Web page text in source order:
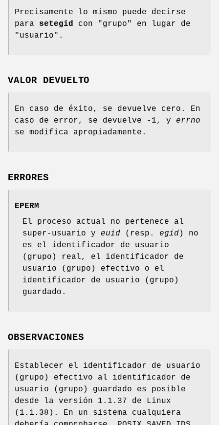
Precisamente lo mismo puede decirse
para setegid
con "grupo" en lugar de
"usuario".
VALOR DEVUELTO
En caso de éxito, se devuelve cero. En
caso de error, se devuelve -1, y errno
se modifica apropiadamente.
ERRORES
EPERM
El proceso actual no pertenece al
super-usuario y euid (resp. egid) no
es el identificador de usuario
(grupo) real, el identificador de
usuario (grupo) efectivo o el
identificador de usuario (grupo)
guardado.
OBSERVACIONES
Establecer el identificador de usuario
(grupo) efectivo al identificador de
usuario (grupo) guardado es posible
desde la versión 1.1.37 de Linux
(1.1.38). En un sistema cualquiera